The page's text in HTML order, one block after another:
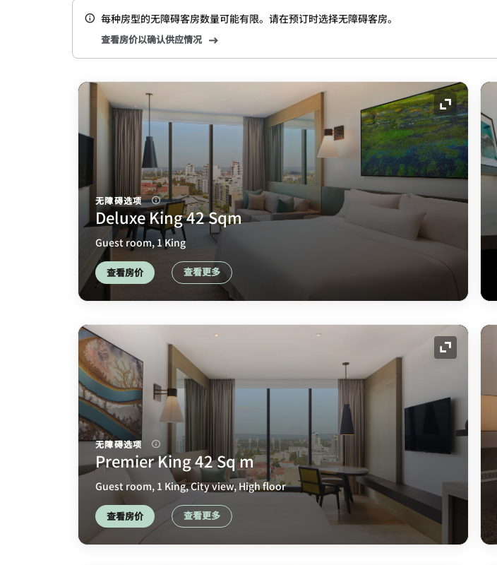
每种房型的无障碍客房数量可能有限。请在预订时选择无障碍客房。
查看房价以确认供应情况
展开图标
无障碍选项
Deluxe King 42 Sqm
Guest room, 1 King
查看房价 查看更多
展开图标
无障碍选项
Premier King 42 Sq m
Guest room, 1 King, City view, High floor
查看房价 查看更多